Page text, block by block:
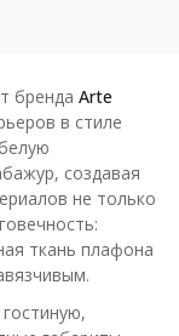
бренда Arte
в стиле
создавая
не только
ткань плафона